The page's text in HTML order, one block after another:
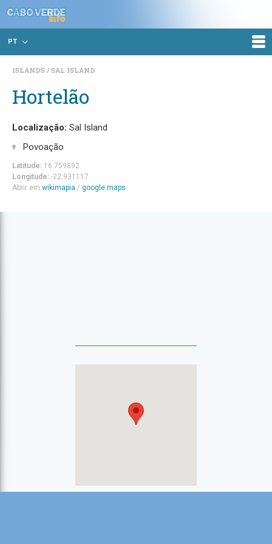
PT
ISLANDS SAL ISLAND
Hortelão
Localização: Sal Island
Povoação
Latitude: 16.759892
Longitude: -22.931117
Abrir em wikimapia / google maps